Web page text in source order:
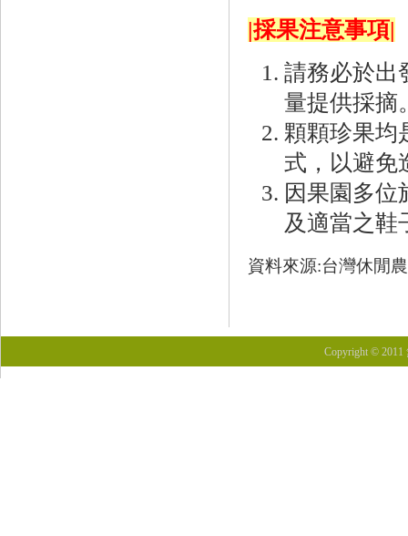
|採果注意事項|
請務必於出
量提供採摘
顆顆珍果均
式，以避免
因果園多
及適當之鞋
資料來源:台灣休閒
Copyright © 2011